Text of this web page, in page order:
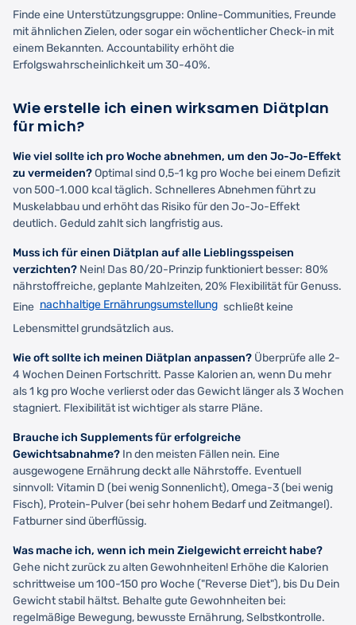
Finde eine Unterstützungsgruppe: Online-Communities, Freunde
mit ähnlichen Zielen, oder sogar ein wöchentlicher Check-in mit
einem Bekannten. Accountability erhöht die
Erfolgswahrscheinlichkeit um 30-40%.
Wie erstelle ich einen wirksamen Diätplan
für mich?
Wie viel sollte ich pro Woche abnehmen, um den Jo-Jo-Effekt
zu vermeiden?Optimal sind 0,5-1 kg pro Woche bei einem Defizit
von 500-1.000 kcal täglich. Schnelleres Abnehmen führt zu
Muskelabbau und erhöht das Risiko für den Jo-Jo-Effekt
deutlich. Geduld zahlt sich langfristig aus.
Muss ich für einen Diätplan auf alle Lieblingsspeisen
verzichten? Nein! Das 80/20-Prinzip funktioniert besser: 80%
nährstoffreiche, geplante Mahlzeiten, 20% Flexibilität für Genuss.
Eine nachhaltige Ernährungsumstellung schließt keine
Lebensmittel grundsätzlich aus.
Wie oft sollte ich meinen Diätplan anpassen? Überprüfe alle 2-
4 Wochen Deinen Fortschritt. Passe Kalorien an, wenn Du mehr
als 1 kg pro Woche verlierst oder das Gewicht länger als 3 Wochen
stagniert. Flexibilität ist wichtiger als starre Pläne.
Brauche ich Supplements für erfolgreiche
Gewichtsabnahme? In den meisten Fällen nein. Eine
ausgewogene Ernährung deckt alle Nährstoffe. Eventuell
sinnvoll: Vitamin D (bei wenig Sonnenlicht), Omega-3 (bei wenig
Fisch), Protein-Pulver (bei sehr hohem Bedarf und Zeitmangel).
Fatburner sind überflüssig.
Was mache ich, wenn ich mein Zielgewicht erreicht habe?
Gehe nicht zurück zu alten Gewohnheiten! Erhöhe die Kalorien
schrittweise um 100-150 pro Woche ("Reverse Diet"), bis Du Dein
Gewicht stabil hältst. Behalte gute Gewohnheiten bei:
regelmäßige Bewegung, bewusste Ernährung, Selbstkontrolle.